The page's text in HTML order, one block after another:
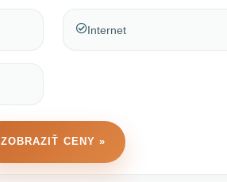
Internet
ZOBRAZIŤ CENY »